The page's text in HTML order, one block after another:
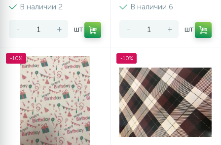
В наличии 2
- + шт
В наличии 6
- + шт
-10% -10%